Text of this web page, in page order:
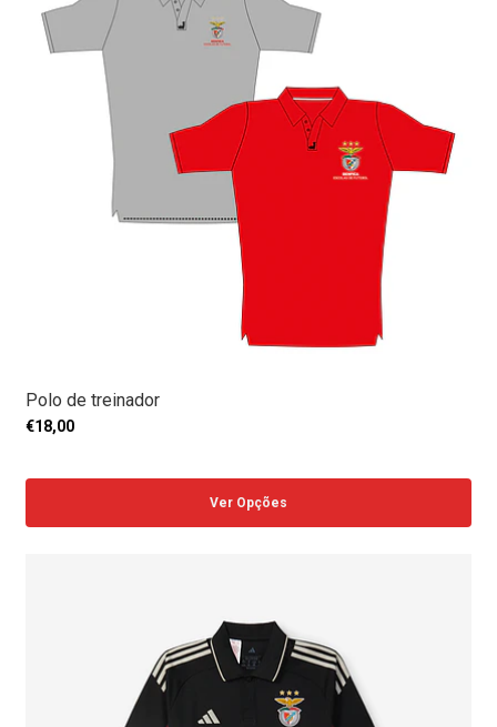
Polo de treinador
€18,00
Ver Opções